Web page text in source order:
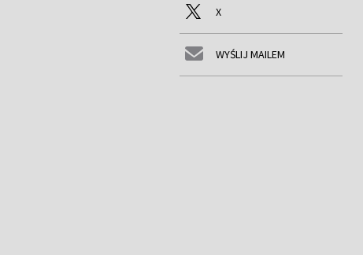
X
WYŚLIJ MAILEM